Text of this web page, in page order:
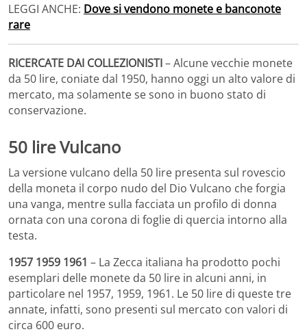
LEGGI ANCHE: Dove si vendono monete e banconote
rare
RICERCATE DAI COLLEZIONISTI– Alcune vecchie monete
da 50 lire, coniate dal 1950, hanno oggi un alto valore di
mercato, ma solamente se sono in buono stato di
conservazione.
50 lire Vulcano
La versione vulcano della 50 lire presenta sul rovescio
della moneta il corpo nudo del Dio Vulcano che forgia
una vanga, mentre sulla facciata un profilo di donna
ornata con una corona di foglie di quercia intorno alla
testa.
1957 1959 1961 – La Zecca italiana ha prodotto pochi
esemplari delle monete da 50 lire in alcuni anni, in
particolare nel 1957, 1959, 1961. Le 50 lire di queste tre
annate, infatti, sono presenti sul mercato con valori di
circa 600 euro.